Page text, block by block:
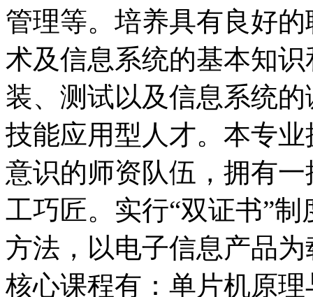
管理等。培养具有良好
术及信息系统的基本知
装、测试以及信息系统
技能应用型人才。本专
意识的师资队伍，拥有
工巧匠。实行“双证书”
方法，以电子信息产品
核心课程有：单片机原